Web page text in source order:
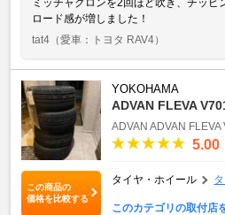
ロード感が増しました！
tat4 （愛車：トヨタ RAV4）
この商品の
価格を比較する
YOKOHAMA
ADVAN FLEVA
ADVAN ADVAN FLEVA
5.00
タイヤ・ホイール
このカテゴリの取付店